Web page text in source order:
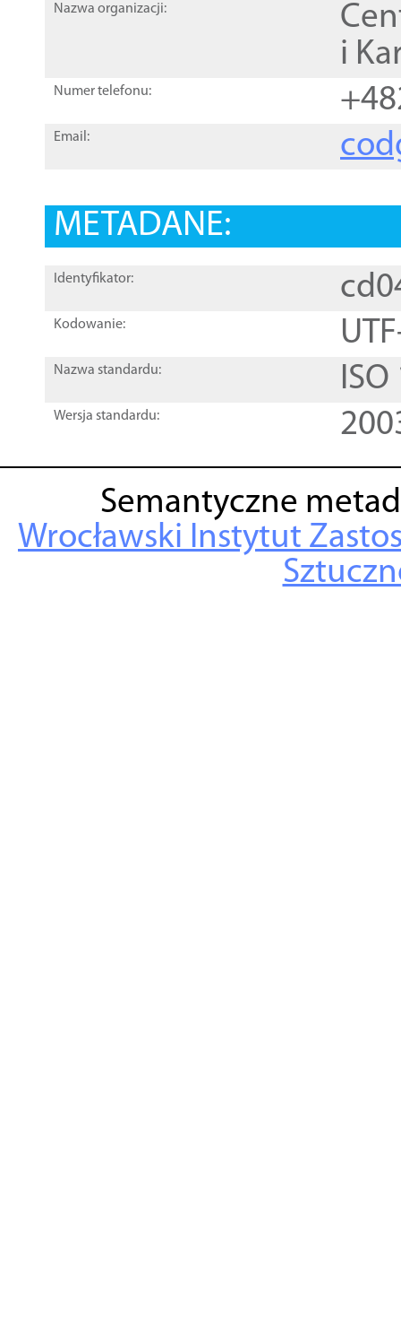
Nazwa organizacji:
i
Numer telefonu:
Email:
METADANE:
Identyfikator:
Kodowanie:
Nazwa standardu:
Wersja standardu:
Semantyczne
Wrocławski Instytut